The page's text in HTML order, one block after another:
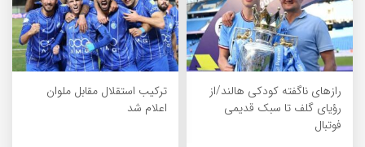
راز‌های ناگفته کودکی هالند/از
رؤیای گلف تا سبک قدیمی
فوتبال
ترکیب استقلال مقابل ملوان
اعلام شد